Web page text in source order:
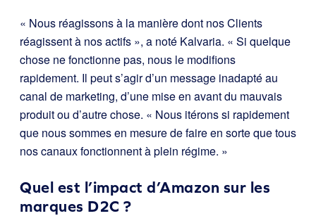
« Nous réagissons à la manière dont nos Clients
réagissent à nos actifs », a noté Kalvaria. « Si quelque
chose ne fonctionne pas, nous le modifions
rapidement. Il peut s’agir d’un message inadapté au
canal de marketing, d’une mise en avant du mauvais
produit ou d’autre chose. « Nous itérons si rapidement
que nous sommes en mesure de faire en sorte que tous
nos canaux fonctionnent à plein régime. »
Quel est l’impact d’Amazon sur les
marques D2C ?